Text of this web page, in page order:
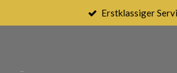
Erstklassiger